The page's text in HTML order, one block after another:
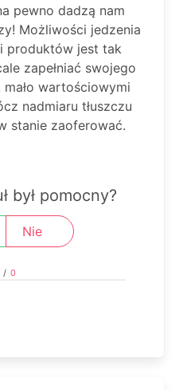
pewno dadzą nam
Możliwości jedzenia
produktów jest tak
zapełniać swojego
wartościowymi
nadmiaru tłuszczu
stanie zaoferować.
był pomocny?
Nie
/ 0